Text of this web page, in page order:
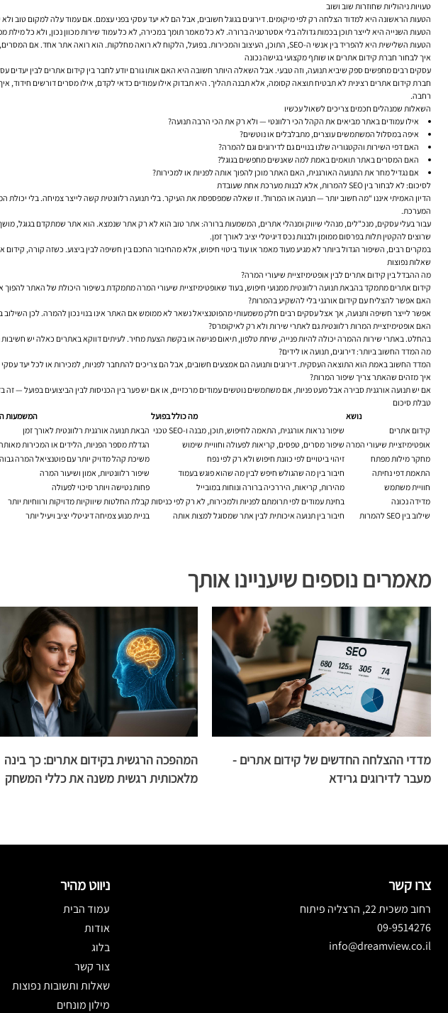
טעויות ניהוליות שחוזרות שוב ושוב
הטעות הראשונה היא למדוד הצלחה רק לפי מיקומים. דירוגים בגוגל חשובים, אבל הם לא יעד עסקי בפני עצמם. אם עמוד עלה למקום טוב
הטעות השנייה היא לייצר תוכן בכמות גדולה בלי אסטרטגיה ברורה. לא כל מאמר תומך במכירה, לא כל עמוד שירות מכוון נכון, ולא כל
הטעות השלישית היא להפריד בין אנשי ה-SEO, התוכן, העיצוב והמכירות. בפועל, הלקוח לא רואה מחלקות. הוא רואה אתר אחד. אם המסרים, המבנה והציפיות אינם מתואמים, הביצועים נפגעים.
איך לבחור חברת קידום אתרים או שותף מקצועי בגישה נכונה
עסקים רבים מחפשים ספק שיביא תנועה, וזה טבעי. אבל השאלה היותר חשובה היא האם אותו גורם יודע לחבר בין קידום אתרים לבין
רחבה.
השאלות שמנהלים חכמים צריכים לשאול עכשיו
אילו עמודים באתר מביאים את הקהל הכי רלוונטי — ולא רק את הכי הרבה תנועה?
איפה במסלול המשתמשים עוצרים, מתבלבלים או נוטשים?
האם דפי השירות והקטגוריה שלנו בנויים גם לדירוגים וגם להמרה?
האם המסרים באתר תואמים באמת למה שאנשים מחפשים בגוגל?
אם נגדיל מחר את התנועה האורגנית, האם האתר מוכן להפוך אותה לפניות או למכירות?
לסיכום: לא לבחור בין SEO להמרות, אלא לבנות מערכת אחת שעובדת
הדיון האמיתי איננו “מה חשוב יותר — תנועה או המרות”. זו שאלה שמפספסת את העיקר. בלי תנועה רלוונטית קשה לייצר צמיחה. בלי
המערכת.
עבור בעלי עסקים, מנכ"לים, מנהלי שיווק ומנהלי אתרים, המשמעות ברורה: אתר טוב הוא לא רק אתר שנמצא. הוא אתר שמתקדם בגוגל, מושך
שרוצים להקטין תלות בפרסום ממומן ולבנות נכס דיגיטלי יציב לאורך זמן.
במקרים רבים, השיפור הגדול ביותר לא מגיע מעוד מאמר או עוד ביטוי חיפוש, אלא מהחיבור החכם בין חשיפה לבין ביצוע. כשזה קורה, קידום
שאלות נפוצות
מה ההבדל בין קידום אתרים לבין אופטימיזציית שיעורי המרה?
קידום אתרים מתמקד בהבאת תנועה רלוונטית ממנועי חיפוש, בעוד שאופטימיזציית שיעורי המרה מתמקדת בשיפור היכולת של האתר
האם אפשר להצליח עם קידום אורגני בלי להשקיע בהמרות?
אפשר לייצר חשיפה ותנועה, אך אצל עסקים רבים חלק משמעותי מהפוטנציאל נשאר לא ממומש אם האתר אינו בנוי נכון להמרה. לכן השילוב
האם אופטימיזציית המרות רלוונטית גם לאתרי שירות ולא רק לאיקומרס?
בהחלט. באתרי שירות ההמרה יכולה להיות פנייה, שיחת טלפון, תיאום פגישה או בקשת הצעת מחיר. לעיתים דווקא באתרים כאלה יש חשיבות
מה המדד החשוב ביותר: דירוגים, תנועה או לידים?
המדד החשוב באמת הוא התוצאה העסקית. דירוגים ותנועה הם אמצעים חשובים, אבל הם צריכים להתחבר לפניות, למכירות או לכל יעד
איך מזהים שהאתר צריך שיפור המרות?
אם יש תנועה אורגנית סבירה אבל מעט פניות, אם משתמשים נוטשים עמודים מרכזיים, או אם יש פער בין הכניסות לבין הביצועים בפועל —
טבלת סיכום
נושא
מה כולל בפועל
המשמעות
קידום אתרים
שיפור נראות אורגנית, התאמה לחיפוש, תוכן, מבנה ו-SEO טכני
הבאת תנועה אורגנית רלוונטית לאורך זמן
אופטימיזציית שיעורי המרה שיפור מסרים, טפסים, קריאות לפעולה וחוויית שימוש
הגדלת מספר הפניות, הלידים או המכירות
מחקר מילות מפתח
זיהוי ביטויים לפי כוונת חיפוש ולא רק לפי נפח
משיכת קהל מדויק יותר עם פוטנציאל המרה
התאמת דפי נחיתה
חיבור בין מה שהגולש חיפש לבין מה שהוא פוגש בעמוד
שיפור רלוונטיות, אמון ושיעור המרה
חוויית משתמש
מהירות, קריאות, היררכיה ברורה ונוחות במובייל
פחות נטישה ויותר סיכוי לפעולה
מדידה נכונה
בחינת עמודים לפי תרומתם לפניות ולמכירות, לא רק לפי כניסות קבלת החלטות שיווקיות מדויקות ורווחיות יותר
שילוב בין SEO להמרות
חיבור בין תנועה איכותית לבין אתר שמסוגל למצות אותה בניית מנוע צמיחה דיגיטלי יציב ויעיל יותר
מאמרים נוספים שיעניינו אותך
מדדי ההצלחה החדשים של קידום אתרים -
מעבר לדירוגים גרידא
המהפכה הרגשית בקידום אתרים: כך בינה
מלאכותית רגשית משנה את כללי המשחק
צרו קשר
רחוב משכית 22, הרצליה פיתוח
09-9514276
info@dreamview.co.il
ניווט מהיר
עמוד הבית
אודות
בלוג
צור קשר
שאלות ותשובות נפוצות
מילון מונחים